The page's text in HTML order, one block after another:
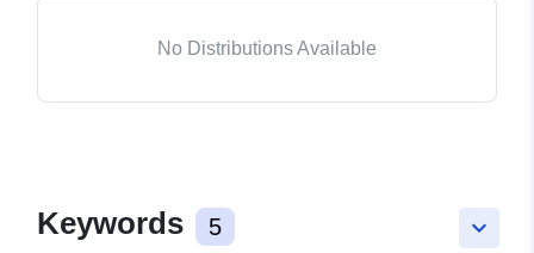
No Distributions Available
keyboard_arrow_down
Keywords 5